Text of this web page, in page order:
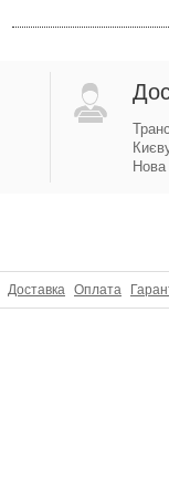
Доставка Оплата